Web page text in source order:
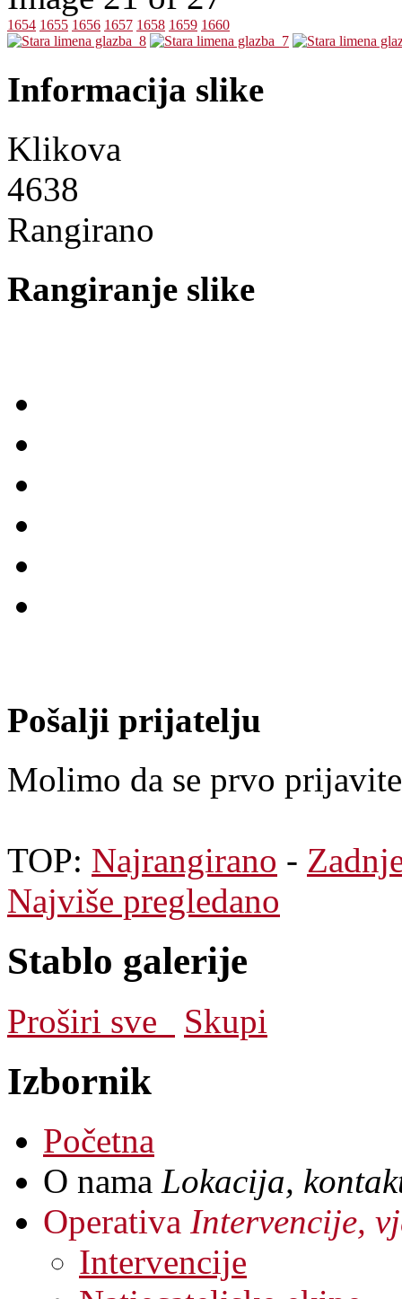
1654 1655 1656 1657 1658 1659 1660
Informacija slike
Klikova
4638
Rangirano
Rangiranje slike
Pošalji prijatelju
Molimo da se prvo
TOP: Najrangirano -
Najviše pregledano
Stablo galerije
Proširi sve Skupi
Izbornik
Početna
O nama Lokacija,
Operativa Intervencije,
Intervencije